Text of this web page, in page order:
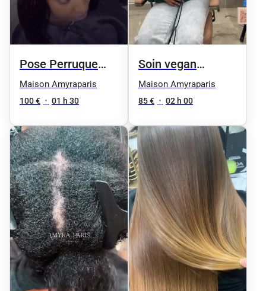
Pose Perruque
360/ Full lACE
Maison Amyraparis
100 € • 01 h 30
Soin vegan
cheveux court
Maison Amyraparis
85 € • 02 h 00